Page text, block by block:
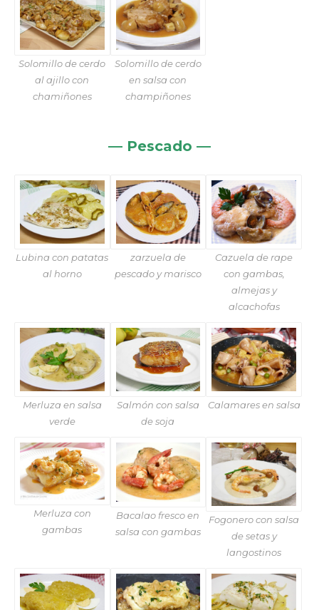
Solomillo de cerdo
al ajillo con
chamiñones
Solomillo de cerdo
en salsa con
champiñones
— Pescado —
Lubina con patatas
al horno
zarzuela de
pescado y marisco
Cazuela de rape
con gambas,
almejas y
alcachofas
Merluza en salsa
verde
Salmón con salsa
de soja
Calamares en salsa
Merluza con
gambas
Bacalao fresco en
salsa con gambas
Fogonero con salsa
de setas y
langostinos